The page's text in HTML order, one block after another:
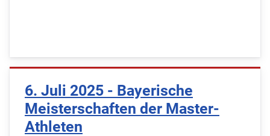
6. Juli 2025 - Bayerische
Meisterschaften der Master-
Athleten